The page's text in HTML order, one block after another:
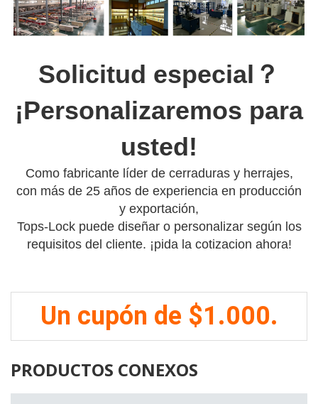
Solicitud especial？
¡Personalizaremos para
usted!
Como fabricante líder de cerraduras y herrajes,
con más de 25 años de experiencia en producción
y exportación,
Tops-Lock puede diseñar o personalizar según los
requisitos del cliente. ¡pida la cotizacion ahora!
Un cupón de $1.000.
PRODUCTOS CONEXOS